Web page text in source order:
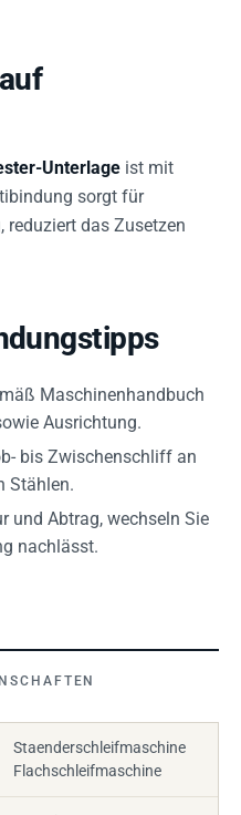
Unterlage ist mit
sorgt für
das Zusetzen
Maschinenhandbuch
Ausrichtung.
bis Zwischenschliff an
Stählen.
und Abtrag, wechseln Sie
nachlässt.
Staenderschleifmaschine
Flachschleifmaschine